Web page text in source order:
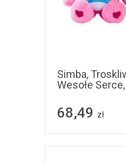
Simba,
Wesołe
68,49 zł